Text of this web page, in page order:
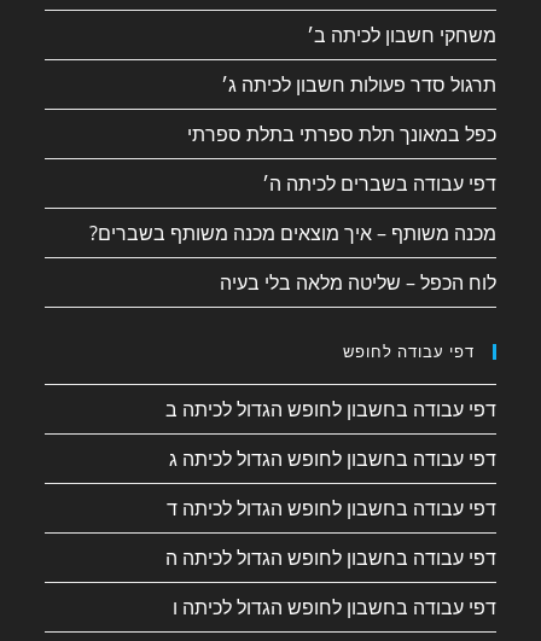
משחקי חשבון לכיתה ב׳
תרגול סדר פעולות חשבון לכיתה ג׳
כפל במאונך תלת ספרתי בתלת ספרתי
דפי עבודה בשברים לכיתה ה׳
מכנה משותף – איך מוצאים מכנה משותף בשברים?
לוח הכפל – שליטה מלאה בלי בעיה
דפי עבודה לחופש
דפי עבודה בחשבון לחופש הגדול לכיתה ב
דפי עבודה בחשבון לחופש הגדול לכיתה ג
דפי עבודה בחשבון לחופש הגדול לכיתה ד
דפי עבודה בחשבון לחופש הגדול לכיתה ה
דפי עבודה בחשבון לחופש הגדול לכיתה ו